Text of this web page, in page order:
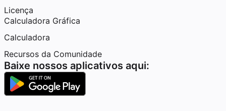
Licença
Calculadora Gráfica
Calculadora
Recursos da Comunidade
Baixe nossos aplicativos aqui: